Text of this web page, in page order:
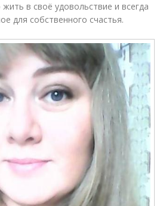
в своё удовольствие и всегда
для собственного счастья.